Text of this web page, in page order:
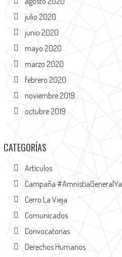
julio 2020
junio 2020
mayo 2020
marzo 2020
febrero 2020
noviembre 2019
octubre 2019
CATEGORÍAS
Artículos
Campaña #AmnistiaGeneralYa
Cerro La Vieja
Comunicados
Convocatorias
Derechos Humanos